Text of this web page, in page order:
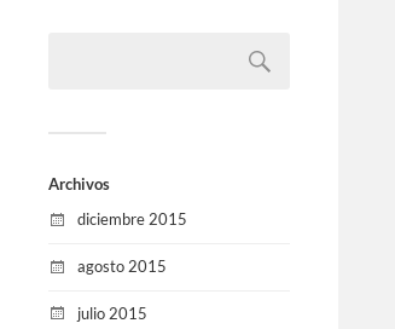
Archivos
diciembre 2015
agosto 2015
julio 2015